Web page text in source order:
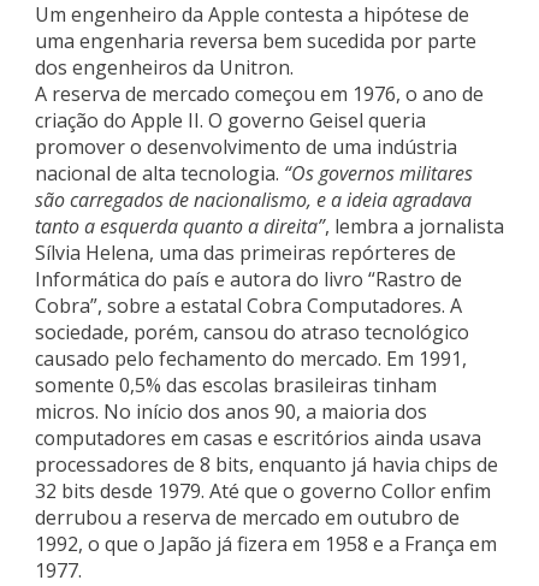
Um engenheiro da Apple contesta a hipótese de
uma engenharia reversa bem sucedida por parte
dos engenheiros da Unitron.
A reserva de mercado começou em 1976, o ano de
criação do Apple II. O governo Geisel queria
promover o desenvolvimento de uma indústria
nacional de alta tecnologia. “Os governos militares
são carregados de nacionalismo, e a ideia agradava
tanto a esquerda quanto a direita”, lembra a jornalista
Sílvia Helena, uma das primeiras repórteres de
Informática do país e autora do livro “Rastro de
Cobra”, sobre a estatal Cobra Computadores. A
sociedade, porém, cansou do atraso tecnológico
causado pelo fechamento do mercado. Em 1991,
somente 0,5% das escolas brasileiras tinham
micros. No início dos anos 90, a maioria dos
computadores em casas e escritórios ainda usava
processadores de 8 bits, enquanto já havia chips de
32 bits desde 1979. Até que o governo Collor enfim
derrubou a reserva de mercado em outubro de
1992, o que o Japão já fizera em 1958 e a França em
1977.